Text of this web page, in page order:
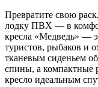
Превратите свою
лодку ПВХ — в
кресла «Медведь» —
туристов, рыбаков и
тканевым сиденьем
спины, а компактные
кресло идеальным